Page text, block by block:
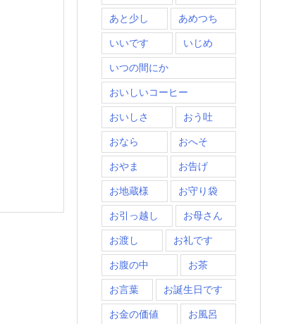
あと少し あめつち
いいです いじめ
いつの間にか
おいしいコーヒー
おいしさ おう吐
おなら おへそ
おやま お告げ
お地蔵様 お守り袋
お引っ越し お母さん
お渡し お礼です
お腹の中 お茶
お言葉 お誕生日です
お金の価値 お風呂